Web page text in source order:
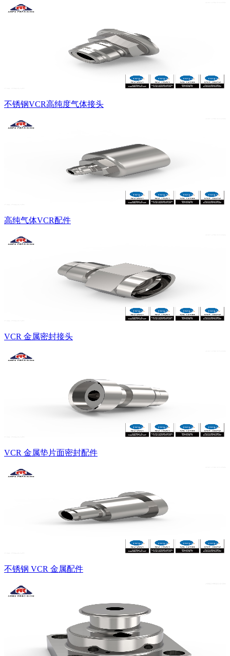
不锈钢VCR高纯度气体接头
高纯气体VCR配件
VCR 金属密封接头
VCR 金属垫片面密封配件
不锈钢 VCR 金属配件